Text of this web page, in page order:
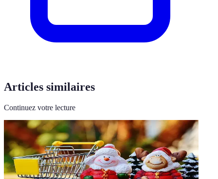
Articles similaires
Continuez votre lecture